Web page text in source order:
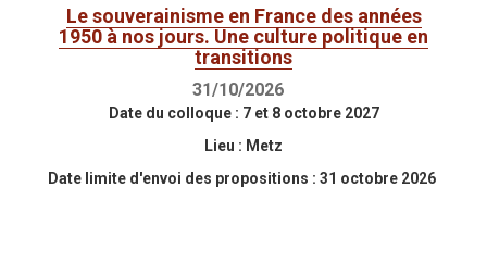
Expertise militaire et politique en transition
de 1815 au temps présent
08/09/2026
Date du colloque : 3 et 4 juin 2027
Colloque organisé par Eric ANCEAU, Julie d'ANDURAIN
et Jean-Noël GRANDHOMME (Professeurs en histoire
contemporaine, CRULH).
Le souverainisme en France des années
1950 à nos jours. Une culture politique en
transitions
31/10/2026
Date du colloque: 7 et 8 octobre 2027
Lieu : Metz
Date limite d'envoi des propositions : 31 octobre 2026
Administration, diplomatie et images d’un
régime : Duroc, entre grandeur et équilibre
de l’expression napoléonienne
30/09/2026
Par Marin MENZIN, Doctorant du CRULH